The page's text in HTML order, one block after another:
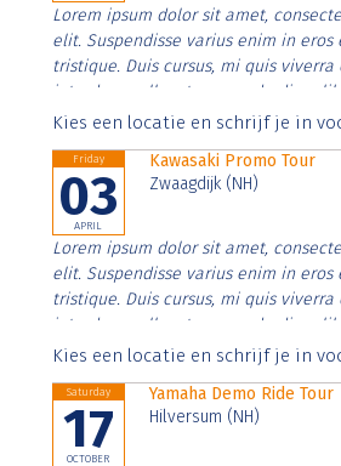
Lorem ipsum dolor sit amet,
elit. Suspendisse varius enim in eros
tristique. Duis cursus, mi quis
interdum nulla, ut commodo diam
Aenean faucibus nibh et justo
Kies een locatie en schrijf je in
Friday
03
APRIL
Kawasaki Promo Tour
Zwaagdijk (NH)
Lorem ipsum dolor sit amet,
elit. Suspendisse varius enim in eros
tristique. Duis cursus, mi quis
interdum nulla, ut commodo diam
Aenean faucibus nibh et justo
Kies een locatie en schrijf je in
Saturday
17
OCTOBER
Yamaha Demo Ride Tour
Hilversum (NH)